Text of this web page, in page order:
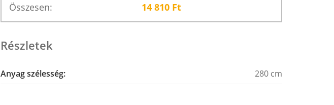
Összesen: 14 810Ft
Részletek
Anyag szélesség: 280 cm